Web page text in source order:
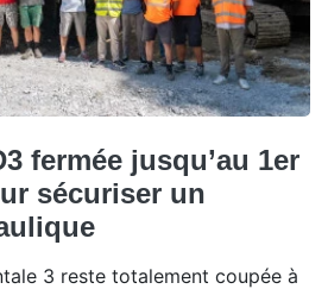
fermée jusqu’au 1er
sécuriser un
3 reste totalement coupée à